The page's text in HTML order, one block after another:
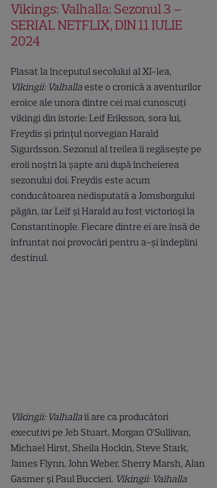
Vikings: Valhalla: Sezonul 3 –
SERIAL NETFLIX, DIN 11 IULIE
2024
Plasat la începutul secolului al XI-lea,
Vikingii: Valhalla este o cronică a aventurilor
eroice ale unora dintre cei mai cunoscuți
vikingi din istorie: Leif Eriksson, sora lui,
Freydis și prințul norvegian Harald
Sigurdsson. Sezonul al treilea îi regăsește pe
eroii noștri la șapte ani după încheierea
sezonului doi. Freydis este acum
conducătoarea nedisputată a Jomsborgului
păgân, iar Leif și Harald au fost victorioși la
Constantinople. Fiecare dintre ei are însă de
înfruntat noi provocări pentru a-și îndeplini
destinul.
Vikingii: Valhallaîi are ca producători
executivi pe Jeb Stuart, Morgan O’Sullivan,
Michael Hirst, Sheila Hockin, Steve Stark,
James Flynn, John Weber, Sherry Marsh, Alan
Gasmer și Paul Buccieri. Vikingii: Valhalla